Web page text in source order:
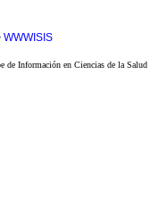
WWWISIS
Información en Ciencias de la Salud